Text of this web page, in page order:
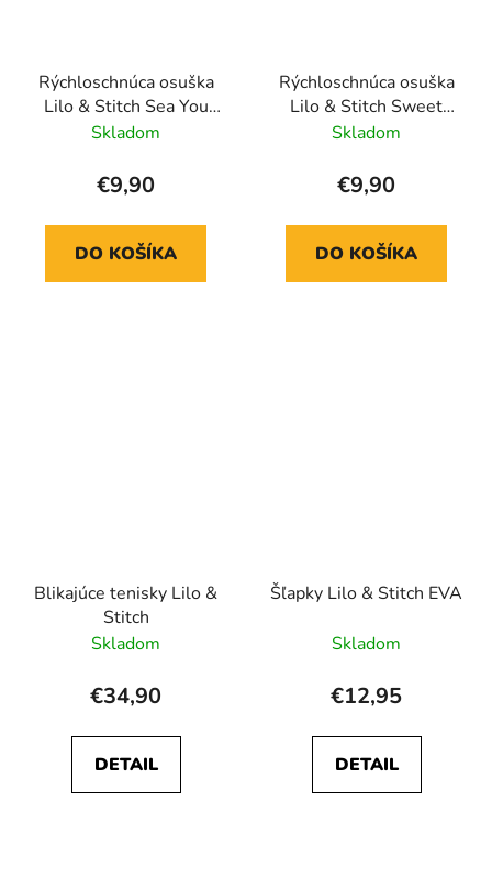
Rýchloschnúca osuška
Lilo & Stitch Sea You
Later
Skladom
€9,90
DO KOŠÍKA
Rýchloschnúca osuška
Lilo & Stitch Sweet
Surprise
Skladom
€9,90
DO KOŠÍKA
Blikajúce tenisky Lilo &
Stitch
Skladom
€34,90
DETAIL
Šľapky Lilo & Stitch EVA
Skladom
€12,95
DETAIL